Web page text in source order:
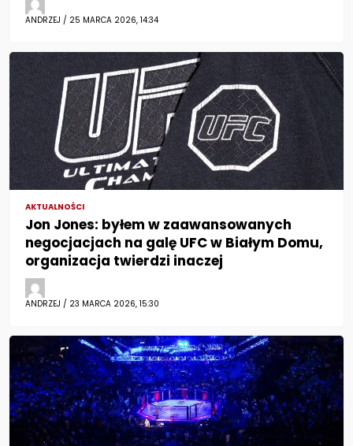
ANDRZEJ / 25 MARCA 2026, 14:34
AKTUALNOŚCI
Jon Jones: byłem w zaawansowanych
negocjacjach na galę UFC w Białym Domu,
organizacja twierdzi inaczej
ANDRZEJ / 23 MARCA 2026, 15:30